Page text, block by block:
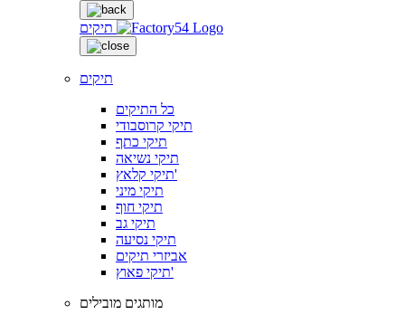
תיקים
תיקים
כל התיקים
תיקי קרוסבודי
תיקי כתף
תיקי נשיאה
תיקי קלאץ'
תיקי מיני
תיקי חוף
תיקי גב
תיקי נסיעה
אביזרי תיקים
תיקי פאוץ'
מותגים מובילים